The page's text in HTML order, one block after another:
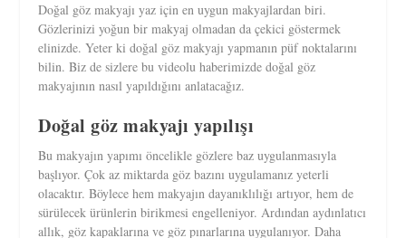
Doğal göz makyajı yaz için en uygun makyajlardan biri.
Gözlerinizi yoğun bir makyaj olmadan da çekici göstermek
elinizde. Yeter ki doğal göz makyajı yapmanın püf noktalarını
bilin. Biz de sizlere bu videolu haberimizde doğal göz
makyajının nasıl yapıldığını anlatacağız.
Doğal göz makyajı yapılışı
Bu makyajın yapımı öncelikle gözlere baz uygulanmasıyla
başlıyor. Çok az miktarda göz bazını uygulamanız yeterli
olacaktır. Böylece hem makyajın dayanıklılığı artıyor, hem de
sürülecek ürünlerin birikmesi engelleniyor. Ardından aydınlatıcı
allık, göz kapaklarına ve göz pınarlarına uygulanıyor. Daha